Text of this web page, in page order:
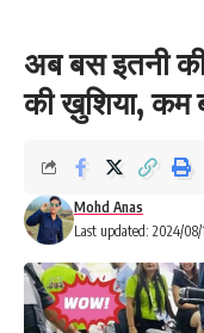
अब बस इतनी
की ख़ुशिया,
Last updated: 2024/08/
Mohd Anas